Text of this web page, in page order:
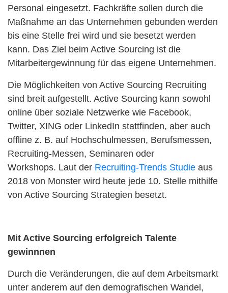
Personal eingesetzt. Fachkräfte sollen durch die
Maßnahme an das Unternehmen gebunden werden
bis eine Stelle frei wird und sie besetzt werden
kann. Das Ziel beim Active Sourcing ist die
Mitarbeitergewinnung für das eigene Unternehmen.
Die Möglichkeiten von Active Sourcing Recruiting
sind breit aufgestellt. Active Sourcing kann sowohl
online über soziale Netzwerke wie Facebook,
Twitter, XING oder LinkedIn stattfinden, aber auch
offline z. B. auf Hochschulmessen, Berufsmessen,
Recruiting-Messen, Seminaren oder
Workshops. Laut der Recruiting-Trends Studie aus
2018 von Monster wird heute jede 10. Stelle mithilfe
von Active Sourcing Strategien besetzt.
Mit Active Sourcing erfolgreich Talente
gewinnnen
Durch die Veränderungen, die auf dem Arbeitsmarkt
unter anderem auf den demografischen Wandel,